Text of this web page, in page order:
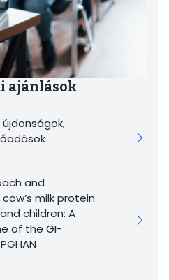
ajánlások
and
milk protein
children: A
of the GI-